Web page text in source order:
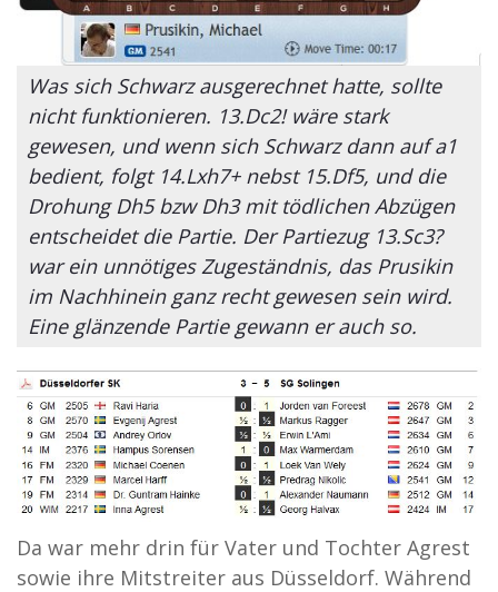
Was sich Schwarz ausgerechnet hatte, sollte
nicht funktionieren. 13.Dc2! wäre stark
gewesen, und wenn sich Schwarz dann auf a1
bedient, folgt 14.Lxh7+ nebst 15.Df5, und die
Drohung Dh5 bzw Dh3 mit tödlichen Abzügen
entscheidet die Partie. Der Partiezug 13.Sc3?
war ein unnötiges Zugeständnis, das Prusikin
im Nachhinein ganz recht gewesen sein wird.
Eine glänzende Partie gewann er auch so.
Da war mehr drin für Vater und Tochter Agrest
sowie ihre Mitstreiter aus Düsseldorf. Während